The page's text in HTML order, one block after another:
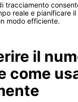
tracciamento
reale e pianificare il
modo efficiente.
il
come